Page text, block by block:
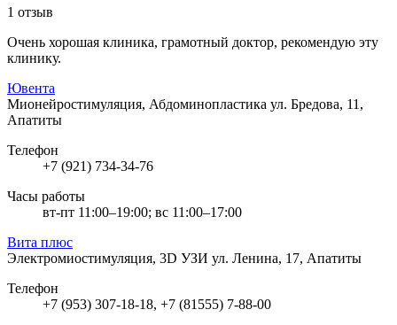
1 отзыв
Очень хорошая клиника, грамотный доктор, рекомендую эту
клинику.
Ювента
Мионейростимуляция, Абдоминопластика ул. Бредова, 11,
Апатиты
Телефон
+7 (921) 734-34-76
Часы работы
вт-пт 11:00–19:00; вс 11:00–17:00
Вита плюс
Электромиостимуляция, 3D УЗИ ул. Ленина, 17, Апатиты
Телефон
+7 (953) 307-18-18, +7 (81555) 7-88-00